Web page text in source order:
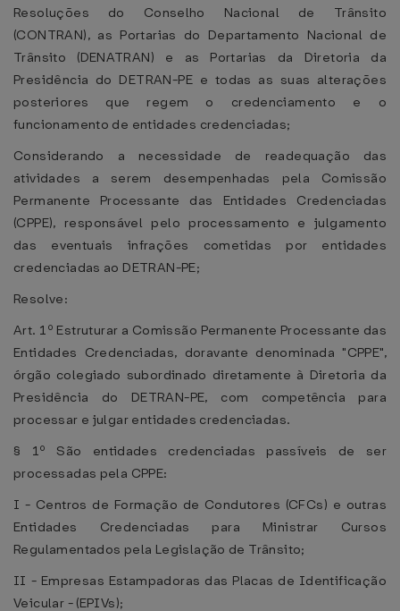
Resoluções do Conselho Nacional de Trânsito
(CONTRAN), as Portarias do Departamento Nacional de
Trânsito (DENATRAN) e as Portarias da Diretoria da
Presidência do DETRAN-PE e todas as suas alterações
posteriores que regem o credenciamento e o
funcionamento de entidades credenciadas;
Considerando a necessidade de readequação das
atividades a serem desempenhadas pela Comissão
Permanente Processante das Entidades Credenciadas
(CPPE), responsável pelo processamento e julgamento
das eventuais infrações cometidas por entidades
credenciadas ao DETRAN-PE;
Resolve:
Art. 1º Estruturar a Comissão Permanente Processante das
Entidades Credenciadas, doravante denominada "CPPE",
órgão colegiado subordinado diretamente à Diretoria da
Presidência do DETRAN-PE, com competência para
processar e julgar entidades credenciadas.
§ 1º São entidades credenciadas passíveis de ser
processadas pela CPPE:
I - Centros de Formação de Condutores (CFCs) e outras
Entidades Credenciadas para Ministrar Cursos
Regulamentados pela Legislação de Trânsito;
II - Empresas Estampadoras das Placas de Identificação
Veicular - (EPIVs);